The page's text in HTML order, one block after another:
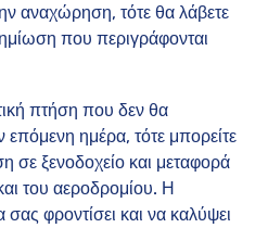
αναχώρηση, τότε θα λάβετε
που περιγράφονται
πτήση που δεν θα
ημέρα, τότε μπορείτε
σε ξενοδοχείο και μεταφορά
του αεροδρομίου. Η
φροντίσει και να καλύψει